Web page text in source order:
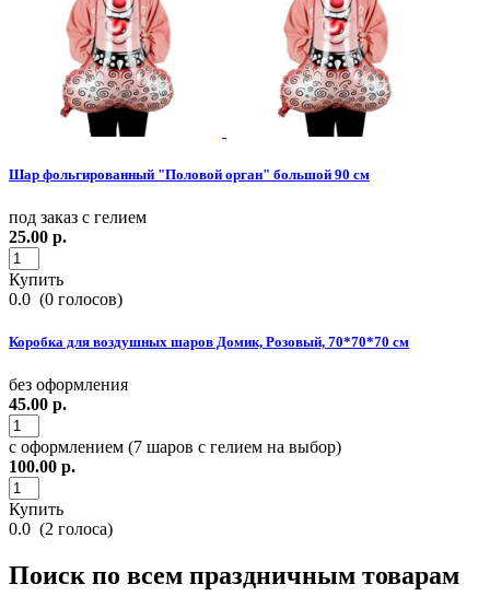
Шар фольгированный "Половой орган" большой 90 см
под заказ с гелием
25.00 р.
Купить
0.0 (0 голосов)
Коробка для воздушных шаров Домик, Розовый, 70*70*70 см
без оформления
45.00 р.
с оформлением (7 шаров с гелием на выбор)
100.00 р.
Купить
0.0 (2 голоса)
Поиск по всем праздничным товарам